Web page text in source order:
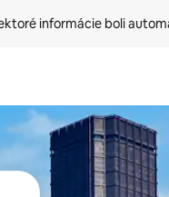
informácie boli